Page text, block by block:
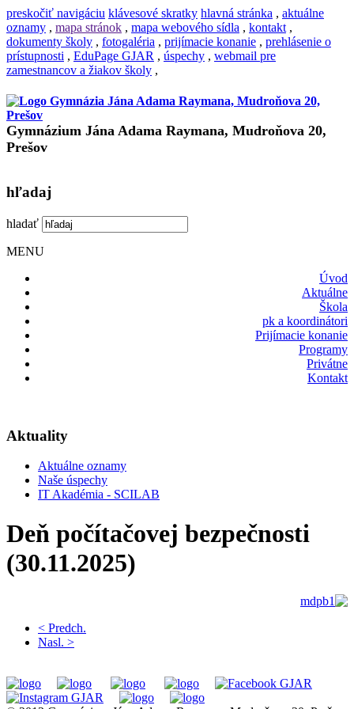
preskočiť navigáciu klávesové skratky hlavná stránka , aktuálne
oznamy , mapa stránok , mapa webového sídla , kontakt ,
dokumenty školy , fotogaléria , prijímacie konanie , prehlásenie o
prístupnosti , EduPage GJAR , úspechy , webmail pre
zamestnancov a žiakov školy ,
Gymnázium Jána Adama Raymana, Mudroňova 20,
Prešov
hľadaj
hladať
MENU
Úvod
Aktuálne
Škola
pk a koordinátori
Prijímacie konanie
Programy
Privátne
Kontakt
Aktuality
Aktuálne oznamy
Naše úspechy
IT Akadémia - SCILAB
Deň počítačovej bezpečnosti
(30.11.2025)
< Predch.
Nasl. >